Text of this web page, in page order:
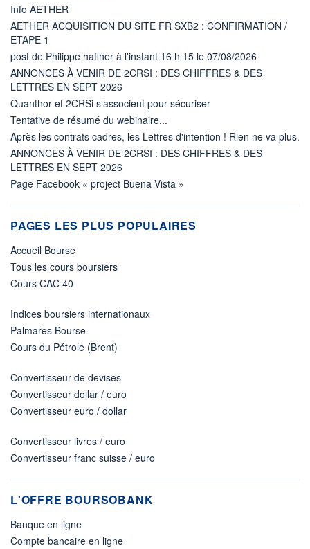
Info AETHER
AETHER ACQUISITION DU SITE FR SXB2 : CONFIRMATION /
ETAPE 1
post de Philippe haffner à l'instant 16 h 15 le 07/08/2026
ANNONCES À VENIR DE 2CRSI : DES CHIFFRES & DES
LETTRES EN SEPT 2026
Quanthor et 2CRSi s’associent pour sécuriser
Tentative de résumé du webinaire...
Après les contrats cadres, les Lettres d'intention ! Rien ne va plus.
ANNONCES À VENIR DE 2CRSI : DES CHIFFRES & DES
LETTRES EN SEPT 2026
Page Facebook « project Buena Vista »
PAGES LES PLUS POPULAIRES
Accueil Bourse
Tous les cours boursiers
Cours CAC 40
Indices boursiers internationaux
Palmarès Bourse
Cours du Pétrole (Brent)
Convertisseur de devises
Convertisseur dollar / euro
Convertisseur euro / dollar
Convertisseur livres / euro
Convertisseur franc suisse / euro
L'OFFRE BOURSOBANK
Banque en ligne
Compte bancaire en ligne